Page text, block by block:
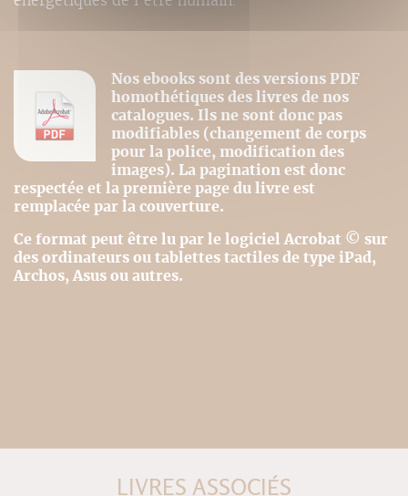
Nos ebooks sont des versions PDF
homothétiques des livres de nos
catalogues. Ils ne sont donc pas
modifiables (changement de corps
pour la police, modification des
images). La pagination est donc
respectée et la première page du livre est
remplacée par la couverture.
Ce format peut être lu par le logiciel Acrobat © sur
des ordinateurs ou tablettes tactiles de type iPad,
Archos, Asus ou autres.
LIVRES ASSOCIÉS